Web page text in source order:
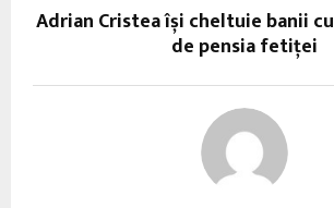
Adrian Cristea își cheltuie banii
de pensia fetiței